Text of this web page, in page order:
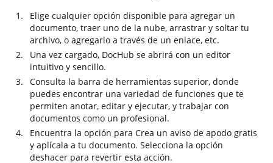
Elige cualquier opción disponible para agregar un
documento, traer uno de la nube, arrastrar y soltar tu
archivo, o agregarlo a través de un enlace, etc.
Una vez cargado, DocHub se abrirá con un editor
intuitivo y sencillo.
Consulta la barra de herramientas superior, donde
puedes encontrar una variedad de funciones que te
permiten anotar, editar y ejecutar, y trabajar con
documentos como un profesional.
Encuentra la opción para Crea un aviso de apodo gratis
y aplícala a tu documento. Selecciona la opción
deshacer para revertir esta acción.